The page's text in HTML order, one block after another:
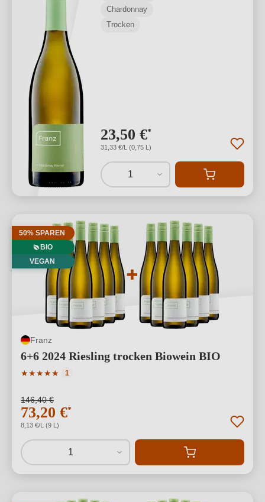
Chardonnay
Trocken
23,50 €*
31,33 €/L (0,75 L)
1
50% SPAREN
BIO
VEGAN
Franz
6+6 2024 Riesling trocken Biowein BIO
★★★★★
Durchschnittliche Bewertung von 5 von 5 Sternen
1
146,40 €
73,20 €*
8,13 €/L (9 L)
1